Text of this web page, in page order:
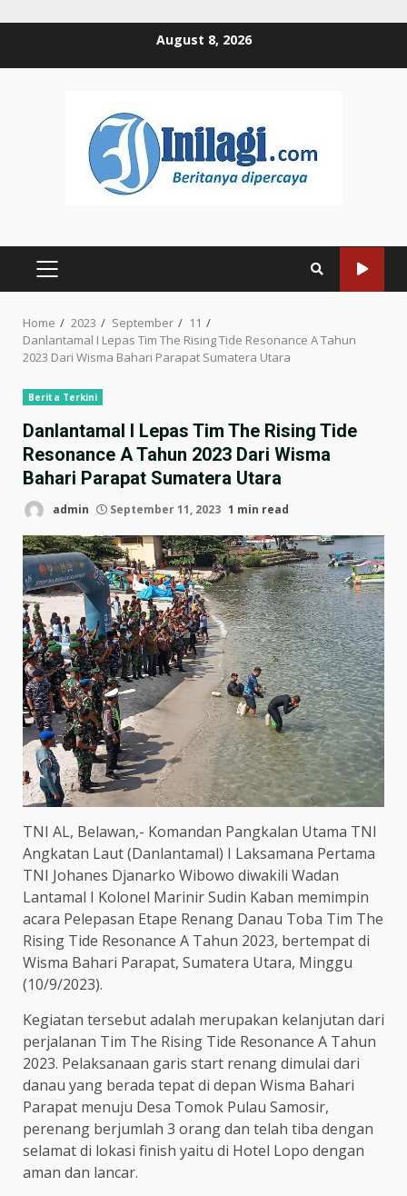
August 8, 2026
PRIMARY
Home 2023 September
11
Danlantamal I Lepas Tim The Rising Tide Resonance A Tahun
2023 Dari Wisma Bahari Parapat Sumatera Utara
Berita Terkini
Danlantamal I Lepas Tim The Rising Tide
Resonance A Tahun 2023 Dari Wisma
Bahari Parapat Sumatera Utara
admin September 11, 2023 1 min read
TNI AL, Belawan,- Komandan Pangkalan Utama TNI
Angkatan Laut (Danlantamal) I Laksamana Pertama
TNI Johanes Djanarko Wibowo diwakili Wadan
Lantamal I Kolonel Marinir Sudin Kaban memimpin
acara Pelepasan Etape Renang Danau Toba Tim The
Rising Tide Resonance A Tahun 2023, bertempat di
Wisma Bahari Parapat, Sumatera Utara, Minggu
(10/9/2023).
Kegiatan tersebut adalah merupakan kelanjutan dari
perjalanan Tim The Rising Tide Resonance A Tahun
2023. Pelaksanaan garis start renang dimulai dari
danau yang berada tepat di depan Wisma Bahari
Parapat menuju Desa Tomok Pulau Samosir,
perenang berjumlah 3 orang dan telah tiba dengan
selamat di lokasi finish yaitu di Hotel Lopo dengan
aman dan lancar.